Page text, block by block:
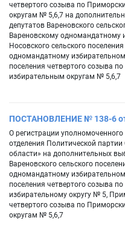
четвертого созыва по
округам № 5,6,7 на
депутатов Вареновского
Вареновскому одномандатному
Носовского сельского
одномандатному
поселения четвертого созыва
избирательным округам № 5,6,7
ПОСТАНОВЛЕНИЕ № 138-6
О регистрации
отделения Политической
области» на дополнительных
Вареновского сельского
одномандатному
поселения четвертого созыва
избирательному округу № 5,
четвертого созыва по
округам № 5,6,7